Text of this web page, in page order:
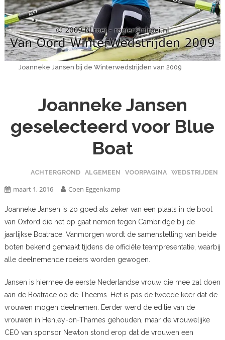
Joanneke Jansen bij de Winterwedstrijden van 2009
Joanneke Jansen
geselecteerd voor Blue
Boat
ACHTERGROND ALGEMEEN VOORPAGINA WEDSTRIJDEN
maart 1, 2016 Coen Eggenkamp
Joanneke Jansen is zo goed als zeker van een plaats in de boot
van Oxford die het op gaat nemen tegen Cambridge bij de
jaarlijkse Boatrace. Vanmorgen wordt de samenstelling van beide
boten bekend gemaakt tijdens de officiële teampresentatie, waarbij
alle deelnemende roeiers worden gewogen.
Jansen is hiermee de eerste Nederlandse vrouw die mee zal doen
aan de Boatrace op de Theems. Het is pas de tweede keer dat de
vrouwen mogen deelnemen. Eerder werd de editie van de
vrouwen in Henley-on-Thames gehouden, maar de vrouwelijke
CEO van sponsor Newton stond erop dat de vrouwen een